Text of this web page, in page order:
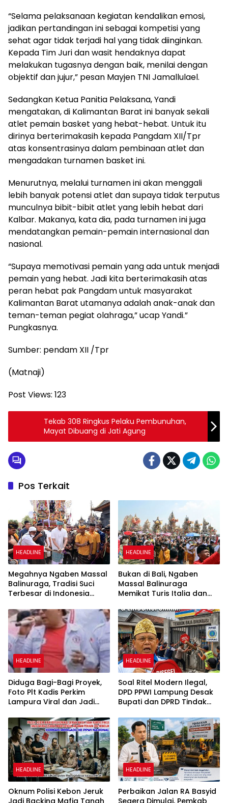
“Selama pelaksanaan kegiatan kendalikan emosi,
jadikan pertandingan ini sebagai kompetisi yang
sehat agar tidak terjadi hal yang tidak diinginkan.
Kepada Tim Juri dan wasit hendaknya dapat
melakukan tugasnya dengan baik, menilai dengan
objektif dan jujur,” pesan Mayjen TNI Jamallulael.
Sedangkan Ketua Panitia Pelaksana, Yandi
mengatakan, di Kalimantan Barat ini banyak sekali
atlet pemain basket yang hebat-hebat. Untuk itu
dirinya berterimakasih kepada Pangdam XII/Tpr
atas konsentrasinya dalam pembinaan atlet dan
mengadakan turnamen basket ini.
Menurutnya, melalui turnamen ini akan menggali
lebih banyak potensi atlet dan supaya tidak terputus
munculnya bibit-bibit atlet yang lebih hebat dari
Kalbar. Makanya, kata dia, pada turnamen ini juga
mendatangkan pemain-pemain internasional dan
nasional.
“Supaya memotivasi pemain yang ada untuk menjadi
pemain yang hebat. Jadi kita berterimakasih atas
peran hebat pak Pangdam untuk masyarakat
Kalimantan Barat utamanya adalah anak-anak dan
teman-teman pegiat olahraga,” ucap Yandi.”
Pungkasnya.
Sumber: pendam XII /Tpr
(Matnaji)
Post Views: 123
Tekab 308 Ringkus Pelaku Pembunuhan,
Mayat Dibuang di Jati Agung
Pos Terkait
HEADLINE
Megahnya Ngaben Massal
Balinuraga, Tradisi Suci
Terbesar di Indonesia
dan Merekatkan Ikatan
Keluarga
HEADLINE
Bukan di Bali, Ngaben
Massal Balinuraga
Memikat Turis Italia dan
HEADLINE
Diduga Bagi-Bagi Proyek,
Foto Plt Kadis Perkim
Lampura Viral dan Jadi
Netizen
HEADLINE
Soal Ritel Modern Ilegal,
DPD PPWI Lampung Desak
Bupati dan DPRD Tindak
No 02/2016
HEADLINE
Oknum Polisi Kebon Jeruk
HEADLINE
Perbaikan Jalan RA Basyid